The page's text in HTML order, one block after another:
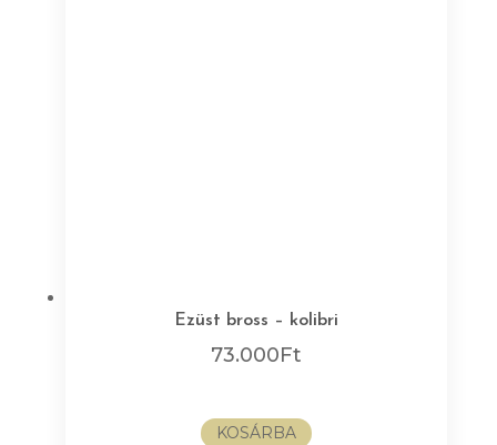
Ezüst bross – kolibri
73.000Ft
KOSÁRBA